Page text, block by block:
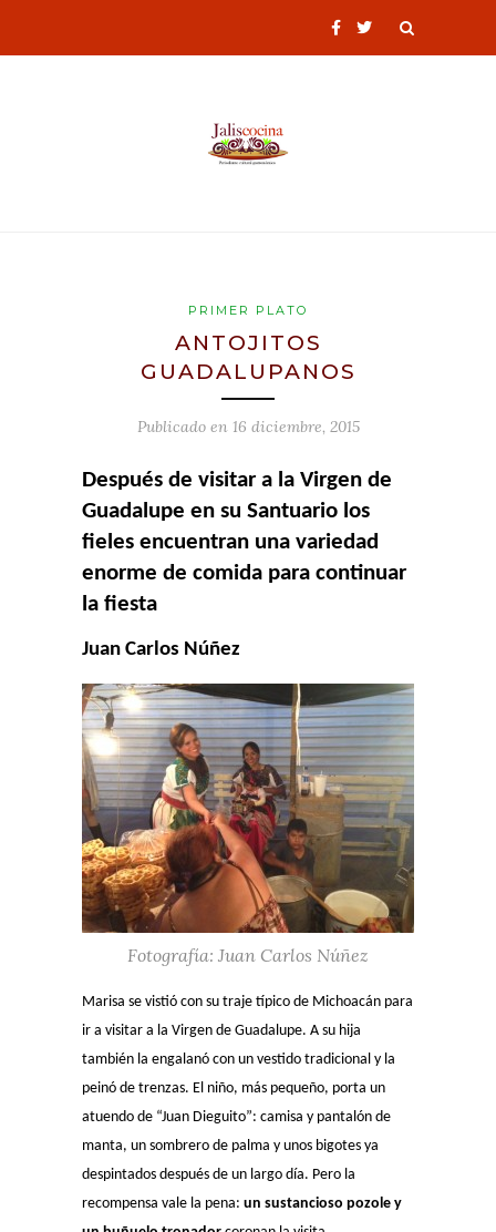
PRIMER PLATO
ANTOJITOS
GUADALUPANOS
Publicado en 16 diciembre, 2015
Después de visitar a la Virgen de
Guadalupe en su Santuario los
fieles encuentran una variedad
enorme de comida para continuar
la fiesta
Juan Carlos Núñez
Fotografía: Juan Carlos Núñez
Marisa se vistió con su traje típico de Michoacán para
ir a visitar a la Virgen de Guadalupe. A su hija
también la engalanó con un vestido tradicional y la
peinó de trenzas. El niño, más pequeño, porta un
atuendo de “Juan Dieguito”: camisa y pantalón de
manta, un sombrero de palma y unos bigotes ya
despintados después de un largo día. Pero la
recompensa vale la pena: un sustancioso pozole y